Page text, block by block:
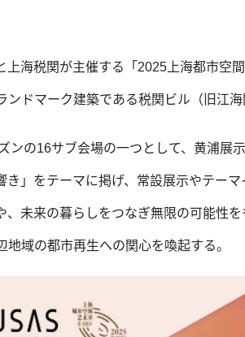
上海税関が主催する「2025上海都市空
ンドマーク建築である税関ビル（旧江海
ンの16サブ会場の一つとして、黄浦展
き」をテーマに掲げ、常設展示やテー
、未来の暮らしをつなぎ無限の可能性
域の都市再生への関心を喚起する。